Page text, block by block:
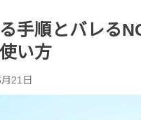
手順とバレる
い方
21日